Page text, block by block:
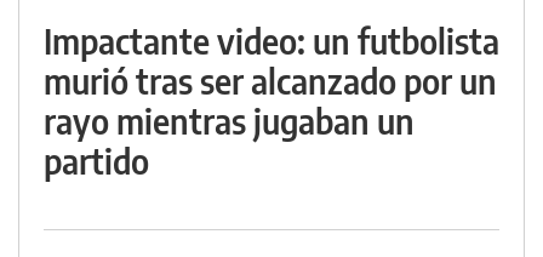
Impactante video: un futbolista
murió tras ser alcanzado por un
rayo mientras jugaban un
partido